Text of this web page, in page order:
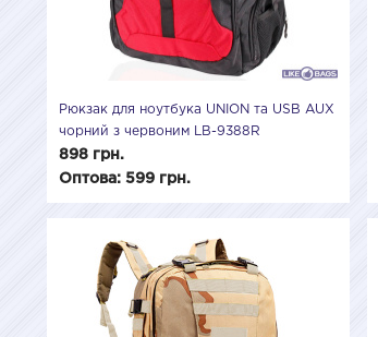
Рюкзак для ноутбука UNION та USB AUX
чорний з червоним LB-9388R
898 грн.
Оптова: 599 грн.